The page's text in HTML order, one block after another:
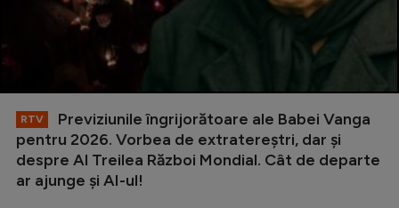
RTV
Previziunile îngrijorătoare ale Babei Vanga
pentru 2026. Vorbea de extratereștri, dar și
despre Al Treilea Război Mondial. Cât de departe
ar ajunge și AI-ul!